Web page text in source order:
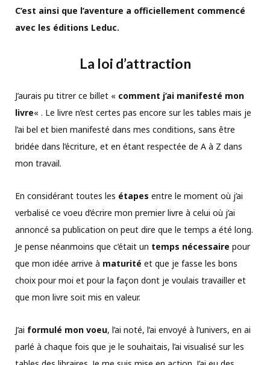
C’est ainsi que l’aventure a officiellement commencé
avec les éditions Leduc.
La loi d’attraction
J’aurais pu titrer ce billet « comment j’ai manifesté mon
livre« . Le livre n’est certes pas encore sur les tables mais je
l’ai bel et bien manifesté dans mes conditions, sans être
bridée dans l’écriture, et en étant respectée de A à Z dans
mon travail.
En considérant toutes les étapes entre le moment où j’ai
verbalisé ce voeu d’écrire mon premier livre à celui où j’ai
annoncé sa publication on peut dire que le temps a été long.
Je pense néanmoins que c’était un temps nécessaire pour
que mon idée arrive à maturité et que je fasse les bons
choix pour moi et pour la façon dont je voulais travailler et
que mon livre soit mis en valeur.
J’ai formulé mon voeu, l’ai noté, l’ai envoyé à l’univers, en ai
parlé à chaque fois que je le souhaitais, l’ai visualisé sur les